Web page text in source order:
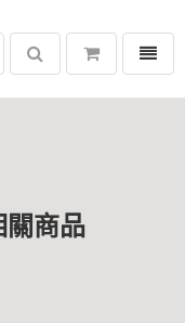
選單
關商品